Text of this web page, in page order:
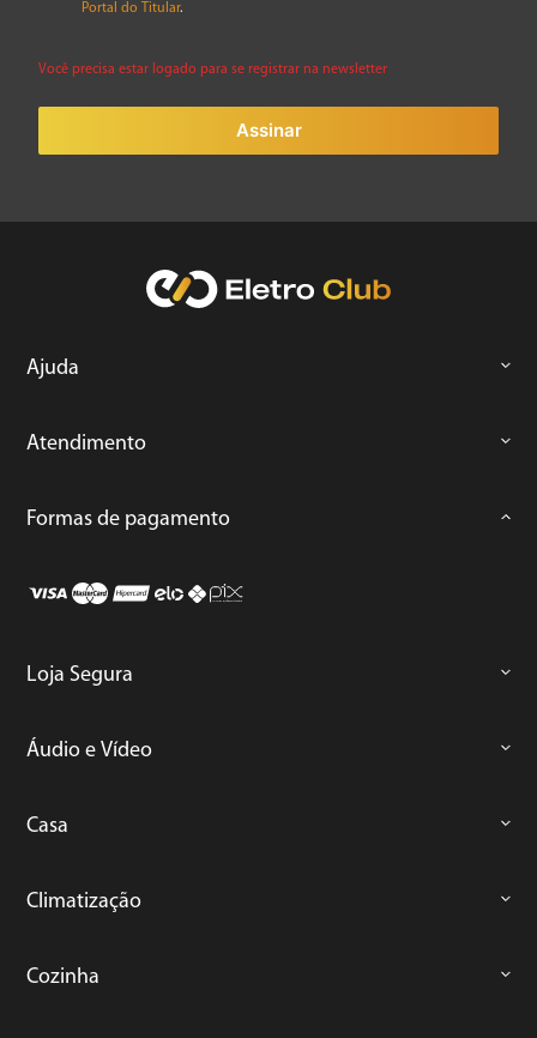
Portal do Titular.
Você precisa estar logado para se registrar na newsletter
Assinar
Ajuda
Atendimento
Formas de pagamento
Loja Segura
Áudio e Vídeo
Casa
Climatização
Cozinha